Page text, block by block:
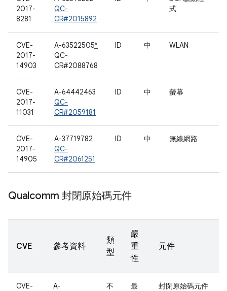
2017-
8281
QC-
CR#2015892
式
CVE-
2017-
14903
A-63522505*
QC-
CR#2088768
ID 中 WLAN
CVE-
2017-
11031
A-64442463
QC-
CR#2059181
ID 中 螢幕
CVE-
2017-
14905
A-37719782
QC-
CR#2061251
ID 中 無線網路
Qualcomm 封閉原始碼元件
CVE 參考資料
類
型
嚴
重
性
元件
CVE-
A-
不
最
封閉原始碼元件